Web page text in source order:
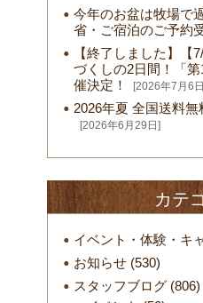
今年のお盆は牧場で
省・ご宿泊のご予約
【終了しました】【
づくしの2日間！「
催決定！
[2026年7月6
2026年夏 全国送料無
[2026年6月29日]
カテ
イベント・体験・キ
お知らせ(530)
スタッフブログ(806)